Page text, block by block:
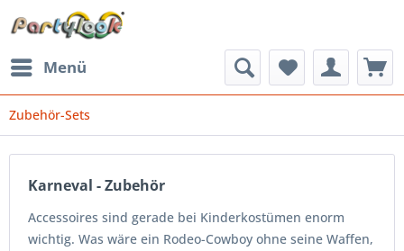
Menü
Zubehör-Sets
Karneval - Zubehör
Accessoires sind gerade bei Kinderkostümen enorm
wichtig. Was wäre ein Rodeo-Cowboy ohne seine Waffen,